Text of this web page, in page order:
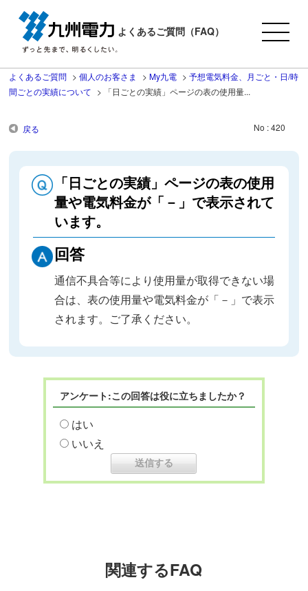
よくあるご質問（FAQ）
よくあるご質問 >個人のお客さま >My九電 >予想電気料金、月ごと・日/時
間ごとの実績について > 「日ごとの実績」ページの表の使用量...
戻る No : 420
「日ごとの実績」ページの表の使用
量や電気料金が「－」で表示されて
います。
回答
通信不具合等により使用量が取得できない場
合は、表の使用量や電気料金が「－」で表示
されます。ご了承ください。
アンケート:この回答は役に立ちましたか？
はい
いいえ
関連するFAQ